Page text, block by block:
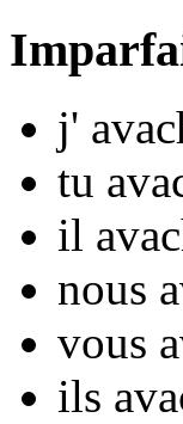
j'
tu
il
nous
vous
ils